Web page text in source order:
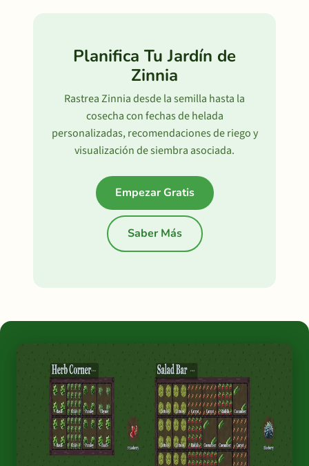
Planifica Tu Jardín de
Zinnia
Rastrea Zinnia desde la semilla hasta la
cosecha con fechas de helada
personalizadas, recomendaciones de riego y
visualización de siembra asociada.
Empezar Gratis
Saber Más